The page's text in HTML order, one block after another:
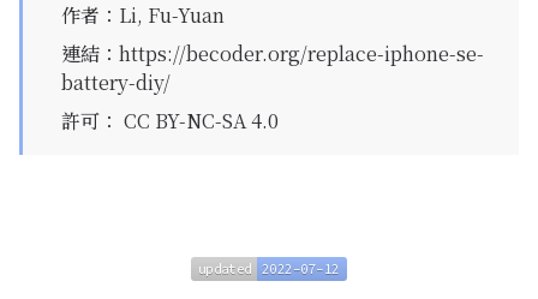
作者 ： Li, Fu-Yuan
連結 ： https://becoder.org/replace-iphone-se-
battery-diy/
許可 ： CC BY-NC-SA 4.0
updated
updated 2022-07-12
2022-07-12